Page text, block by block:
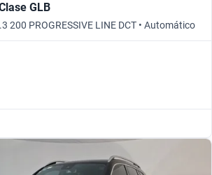
GLB
200 PROGRESSIVE LINE DCT • Automático